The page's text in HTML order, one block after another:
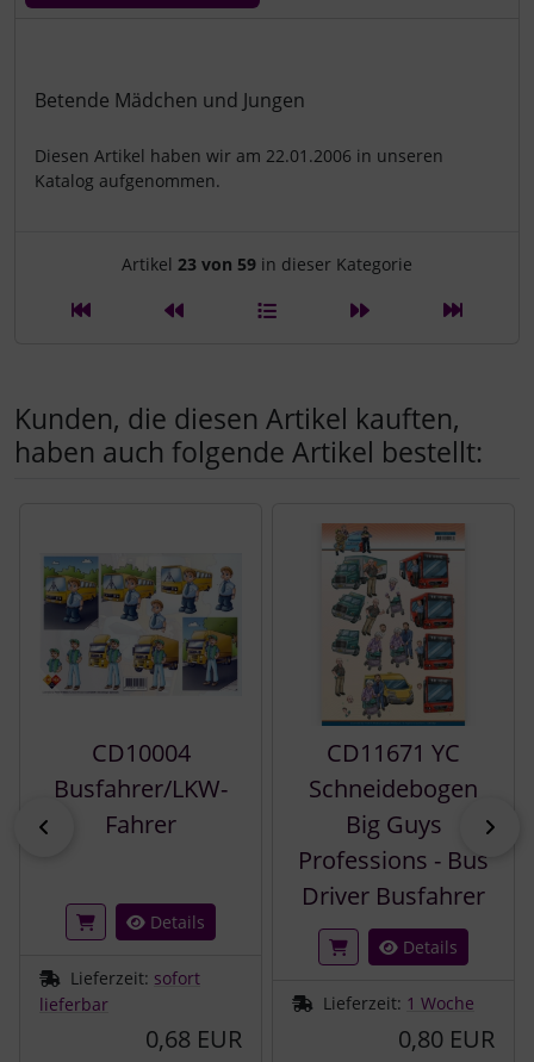
Betende Mädchen und Jungen
Diesen Artikel haben wir am 22.01.2006 in unseren
Katalog aufgenommen.
Artikelnavigation innerhalb
Artikel 23 von 59 in dieser Kategorie
Kunden, die diesen Artikel kauften,
haben auch folgende Artikel bestellt:
zurück
CD10004
Busfahrer/LKW-
Fahrer
Details
Lieferzeit: sofort
lieferbar
0,68 EUR
CD11671 YC
Schneidebogen
Big Guys
Professions - Bus
Driver Busfahrer
Details
Lieferzeit: 1 Woche
0,80 EUR